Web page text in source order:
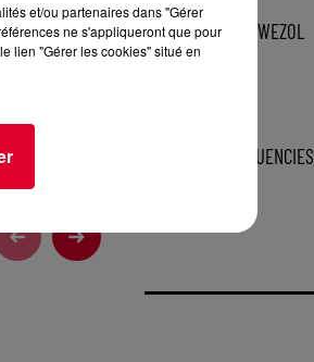
MIX : MR BELT & WEZOL
MIX : LOST FREQUENCIES
et/ou partenaires dans "Gérer
ne s'appliqueront que pour
lien "Gérer les cookies" situé en